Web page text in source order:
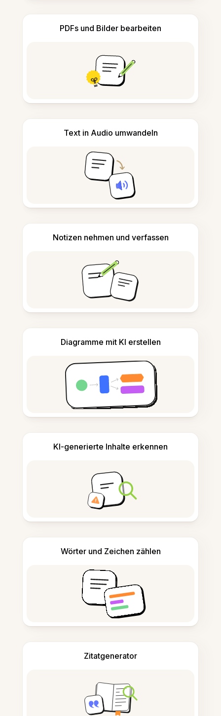
PDFs und Bilder bearbeiten
Text in Audio umwandeln
Notizen nehmen und verfassen
Diagramme mit KI erstellen
KI-generierte Inhalte erkennen
Wörter und Zeichen zählen
Zitatgenerator